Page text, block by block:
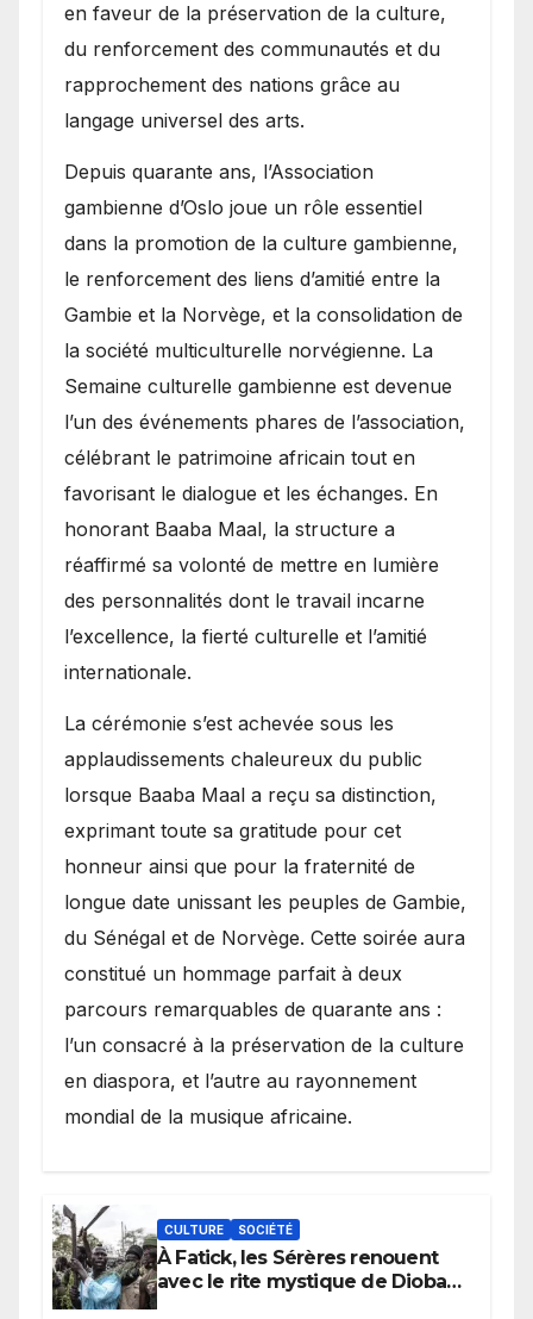
en faveur de la préservation de la culture,
du renforcement des communautés et du
rapprochement des nations grâce au
langage universel des arts.
​Depuis quarante ans, l’Association
gambienne d’Oslo joue un rôle essentiel
dans la promotion de la culture gambienne,
le renforcement des liens d’amitié entre la
Gambie et la Norvège, et la consolidation de
la société multiculturelle norvégienne. La
Semaine culturelle gambienne est devenue
l’un des événements phares de l’association,
célébrant le patrimoine africain tout en
favorisant le dialogue et les échanges. En
honorant Baaba Maal, la structure a
réaffirmé sa volonté de mettre en lumière
des personnalités dont le travail incarne
l’excellence, la fierté culturelle et l’amitié
internationale.
​La cérémonie s’est achevée sous les
applaudissements chaleureux du public
lorsque Baaba Maal a reçu sa distinction,
exprimant toute sa gratitude pour cet
honneur ainsi que pour la fraternité de
longue date unissant les peuples de Gambie,
du Sénégal et de Norvège. Cette soirée aura
constitué un hommage parfait à deux
parcours remarquables de quarante ans :
l’un consacré à la préservation de la culture
en diaspora, et l’autre au rayonnement
mondial de la musique africaine.
CULTURE SOCIÉTÉ
À Fatick, les Sérères renouent
avec le rite mystique de Diobaye